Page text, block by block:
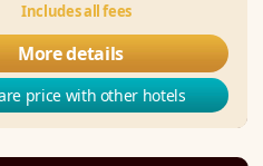
Includes all fees
More details
price with other hotels